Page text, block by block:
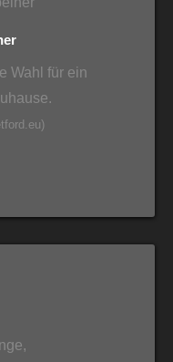
Wahl für ein